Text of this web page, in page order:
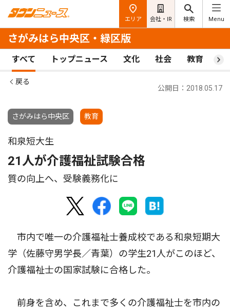
エリア 会社・IR 検索 Menu
さがみはら中央区・緑区版
すべて トップニュース 文化 社会 教育 ス
戻る
さがみはら中央区 教育
公開日：2018.05.17
和泉短大生
21人が介護福祉試験合格
質の向上へ、受験義務化に
市内で唯一の介護福祉士養成校である和泉短期大
学（佐藤守男学長／青葉）の学生21人がこのほど、
介護福祉士の国家試験に合格した。
前身を含め、これまで多くの介護福祉士を市内の